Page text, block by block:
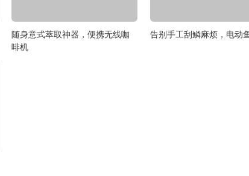
随身意式萃取神器，便携无线咖
啡机
告别手工刮鳞麻烦，电动